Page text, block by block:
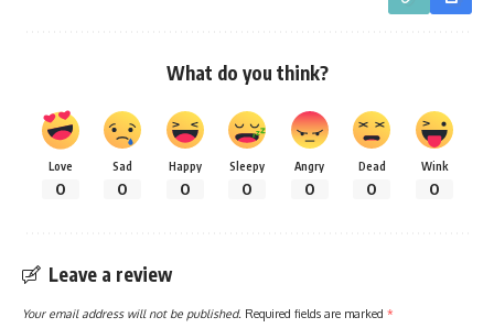
What do you think?
Love
0
Sad
0
Happy
0
Sleepy
0
Angry
0
Dead
0
Wink
0
Leave a review
Your email address will not be published. Required fields are marked *